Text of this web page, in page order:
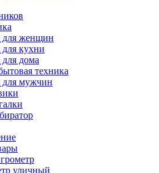
для женщин
кухни
дома
техника
для мужчин
уличный